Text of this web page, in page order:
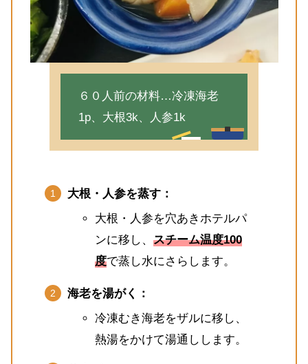
６０人前の材料…冷凍海老
1p、大根3k、人参1k
大根・人参を蒸す：
大根・人参を穴あきホテルパ
ンに移し、 スチーム温度100
度で蒸し水にさらします。
海老を湯がく：
冷凍むき海老をザルに移し、
熱湯をかけて湯通しします。